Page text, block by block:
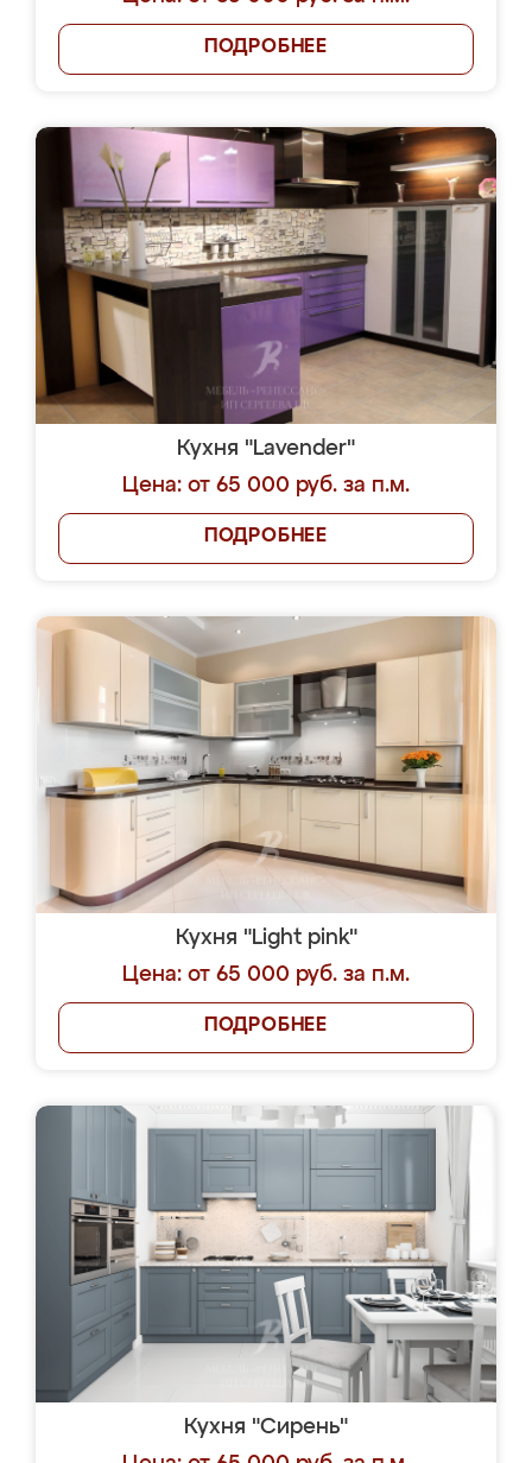
ПОДРОБНЕЕ
Кухня "Lavender"
Цена: от 65 000 руб. за п.м.
ПОДРОБНЕЕ
Кухня "Light pink"
Цена: от 65 000 руб. за п.м.
ПОДРОБНЕЕ
Кухня "Сирень"